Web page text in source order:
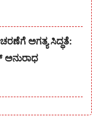
ಅಗತ್ಯ ಸಿದ್ಧತೆ:
ಅನುರಾಧ